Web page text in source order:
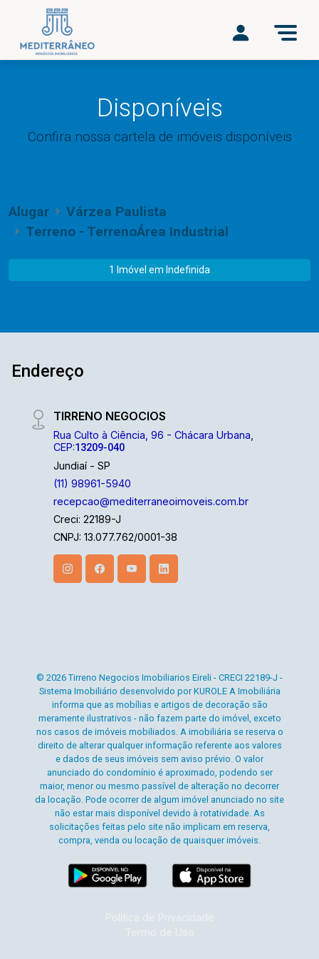
Disponíveis
Confira nossa cartela de imóveis disponíveis
Alugar
Várzea Paulista
Terreno - TerrenoÁrea Industrial
1 Imóvel em Indefinida
Endereço
TIRRENO NEGOCIOS
Rua Culto à Ciência, 96 - Chácara Urbana,
CEP:13209-040
Jundiaí - SP
(11) 98961-5940
recepcao@mediterraneoimoveis.com.br
Creci: 22189-J
CNPJ: 13.077.762/0001-38
© 2026 Tirreno Negocios Imobiliarios Eireli - CRECI 22189-J -
Sistema Imobiliário desenvolvido por KUROLE A Imobiliária
informa que as mobílias e artigos de decoração são
meramente ilustrativos - não fazem parte do imóvel, exceto
nos casos de imóveis mobiliados. A imobiliária se reserva o
direito de alterar qualquer informação referente aos valores
e dados de seus imóveis sem aviso prévio. O valor
anunciado do condomínio é aproximado, podendo ser
maior, menor ou mesmo passível de alteração no decorrer
da locação. Pode ocorrer de algum imóvel anunciado no site
não estar mais disponível devido à rotatividade. As
solicitações feitas pelo site não implicam em reserva,
compra, venda ou locação de quaisquer imóveis.
Política de Privacidade
Termo de Uso